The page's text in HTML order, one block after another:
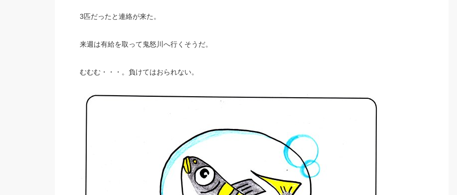
3匹だったと連絡が来た。
来週は有給を取って鬼怒川へ行くそうだ。
むむむ・・・。負けてはおられない。